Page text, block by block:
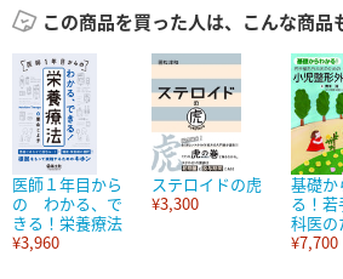
この商品を買った人は、こんな商品
医師１年目から
の わかる、で
きる！栄養療法
¥3,960
ステロイドの虎
¥3,300
基礎か
る！
科医の
¥7,700